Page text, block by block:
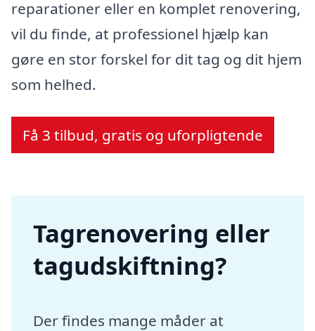
reparationer eller en komplet renovering,
vil du finde, at professionel hjælp kan
gøre en stor forskel for dit tag og dit hjem
som helhed.
Få 3 tilbud, gratis og uforpligtende
Tagrenovering eller
tagudskiftning?
Der findes mange måder at